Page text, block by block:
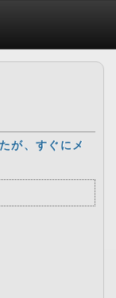
が、すぐにメ